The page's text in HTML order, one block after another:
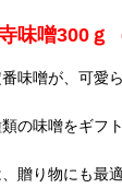
寺味噌300
味噌が、可愛
の味噌をギフ
贈り物にも最